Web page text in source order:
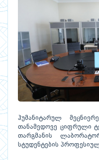
ჰუმანიტარულ
თანამედოვე ციფრული
თარგმანის
სტუდენტების